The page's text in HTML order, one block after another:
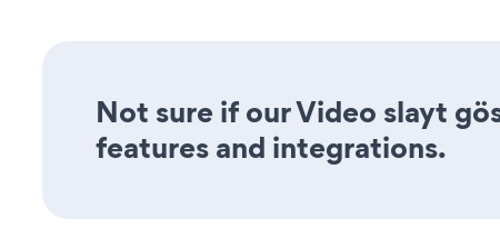
Not sure if our Video slayt
features and integrations.